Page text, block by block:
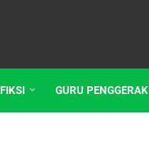
FIKSI GURU PENGGERAK